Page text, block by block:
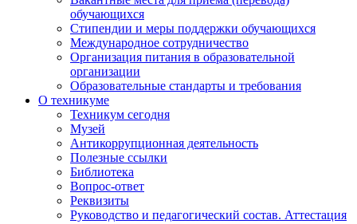
обучающихся
Стипендии и меры поддержки обучающихся
Международное сотрудничество
Организация питания в образовательной
организации
Образовательные стандарты и требования
О техникуме
Техникум сегодня
Музей
Антикоррупционная деятельность
Полезные ссылки
Библиотека
Вопрос-ответ
Реквизиты
Руководство и педагогический состав. Аттестация